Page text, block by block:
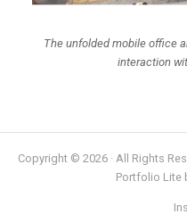
The unfolded mobile office
interaction
Copyright © 2026 · All Rights
Portfolio Lite